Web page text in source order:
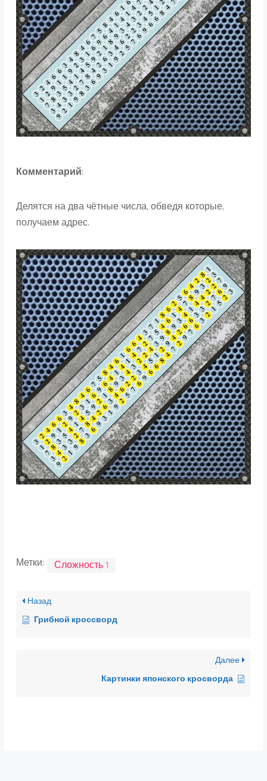
Комментарий:
Делятся на два чётные числа, обведя которые,
получаем адрес.
Метки: Сложность 1
Назад
Грибной кроссворд
Далее
Картинки японского кросворда